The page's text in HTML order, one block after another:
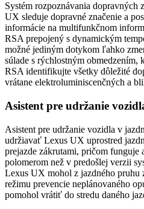
Systém rozpoznávania
UX sleduje dopravné značenie a
informácie na multifunkčnom
RSA prepojený s dynamickým
možné jediným dotykom ľahko
súlade s rýchlostným obmedzením,
RSA identifikujte všetky dôležité
vrátane elektroluminiscenčných a
Asistent pre udržanie
Asistent pre udržanie vozidla v
udržiavať Lexus UX uprostred
prejazde zákrutami, pričom funguje
polomerom než v predošlej verzii
Lexus UX mohol z jazdného pruhu
režimu prevencie neplánovaného
pomohol vrátiť do stredu daného